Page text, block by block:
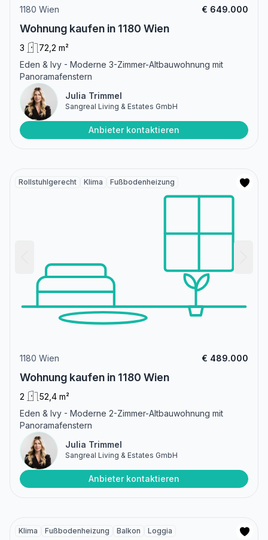
1180 Wien € 649.000
Wohnung kaufen in 1180 Wien
3
72,2 m²
Eden & Ivy - Moderne 3-Zimmer-Altbauwohnung mit
Panoramafenstern
Julia Trimmel
Sangreal Living & Estates GmbH
Anbieter kontaktieren
Rollstuhlgerecht Klima Fußbodenheizung
1180 Wien € 489.000
Wohnung kaufen in 1180 Wien
2
52,4 m²
Eden & Ivy - Moderne 2-Zimmer-Altbauwohnung mit
Panoramafenstern
Julia Trimmel
Sangreal Living & Estates GmbH
Anbieter kontaktieren
Klima Fußbodenheizung Balkon Loggia